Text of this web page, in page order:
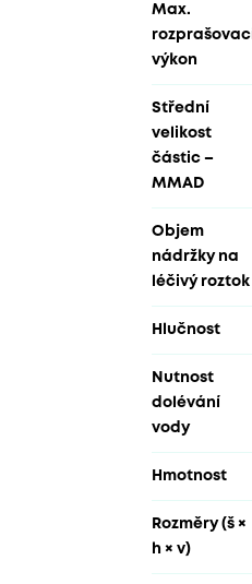
Max.
rozprašovací
výkon
Střední
velikost
částic –
MMAD
Objem
nádržky na
léčivý roztok
Hlučnost
Nutnost
dolévání
vody
Hmotnost
Rozměry (š ×
h × v)